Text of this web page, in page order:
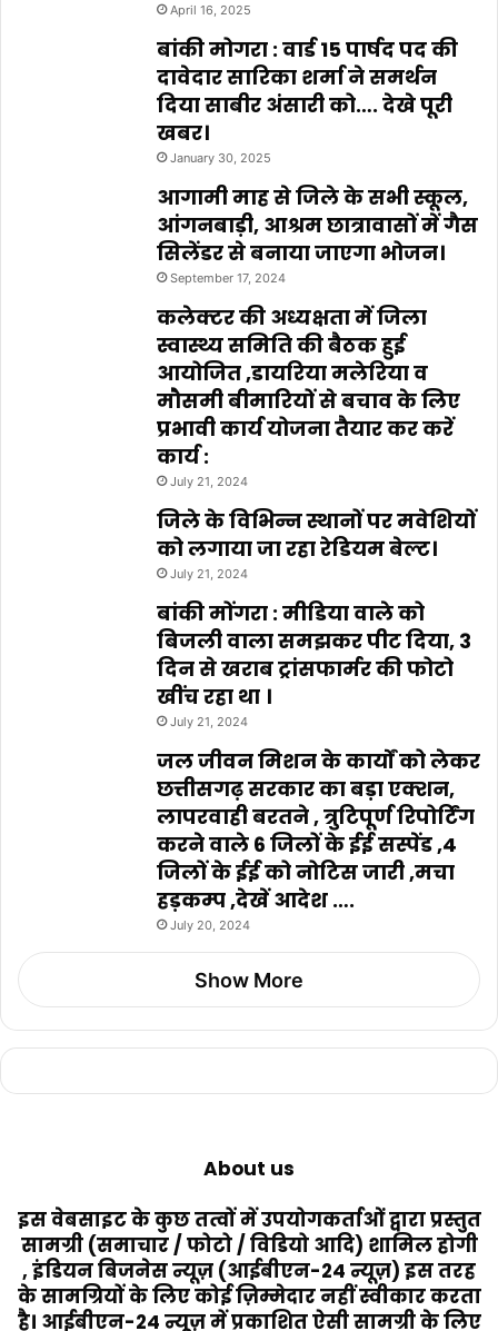
April 16, 2025
बांकी मोगरा : वार्ड 15 पार्षद पद की
दावेदार सारिका शर्मा ने समर्थन
दिया साबीर अंसारी को…. देखे पूरी
खबर।
January 30, 2025
आगामी माह से जिले के सभी स्कूल,
आंगनबाड़ी, आश्रम छात्रावासों में गैस
सिलेंडर से बनाया जाएगा भोजन।
September 17, 2024
कलेक्टर की अध्यक्षता में जिला
स्वास्थ्य समिति की बैठक हुई
आयोजित ,डायरिया मलेरिया व
मौसमी बीमारियों से बचाव के लिए
प्रभावी कार्य योजना तैयार कर करें
कार्य :
July 21, 2024
जिले के विभिन्न स्थानों पर मवेशियों
को लगाया जा रहा रेडियम बेल्ट।
July 21, 2024
बांकी मोंगरा : मीडिया वाले को
बिजली वाला समझकर पीट दिया, 3
दिन से खराब ट्रांसफार्मर की फोटो
खींच रहा था ।
July 21, 2024
जल जीवन मिशन के कार्यों को लेकर
छत्तीसगढ़ सरकार का बड़ा एक्शन,
लापरवाही बरतने , त्रुटिपूर्ण रिपोर्टिंग
करने वाले 6 जिलों के ईई सस्पेंड ,4
जिलों के ईई को नोटिस जारी ,मचा
हड़कम्प ,देखें आदेश ….
July 20, 2024
Show More
About us
इस वेबसाइट के कुछ तत्वों में उपयोगकर्ताओं द्वारा प्रस्तुत
सामग्री (समाचार / फोटो / विडियो आदि) शामिल होगी
, इंडियन बिजनेस न्यूज़ (आईबीएन-24 न्यूज़) इस तरह
के सामग्रियों के लिए कोई ज़िम्मेदार नहीं स्वीकार करता
है। आईबीएन-24 न्यूज़ में प्रकाशित ऐसी सामग्री के लिए